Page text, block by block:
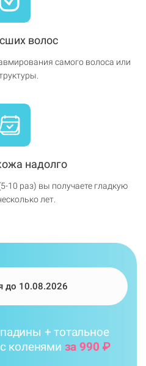
волос
самого волоса или
надолго
10 раз) вы получаете гладкую
лет.
до 10.08.2026
+ тотальное
коленями за 990 ₽